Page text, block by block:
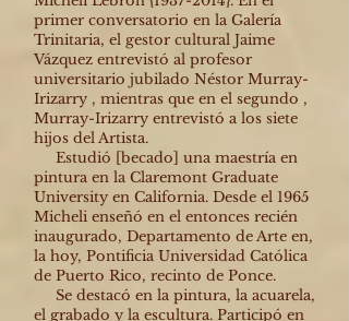
primer conversatorio en la Galería
Trinitaria, el gestor cultural Jaime
Vázquez entrevistó al profesor
universitario jubilado Néstor Murray-
Irizarry , mientras que en el segundo ,
Murray-Irizarry entrevistó a los siete
hijos del Artista.
Estudió [becado] una maestría en
pintura en la Claremont Graduate
University en California. Desde el 1965
Micheli enseñó en el entonces recién
inaugurado, Departamento de Arte en,
la hoy, Pontificia Universidad Católica
de Puerto Rico, recinto de Ponce.
Se destacó en la pintura, la acuarela,
el grabado y la escultura. Participó en